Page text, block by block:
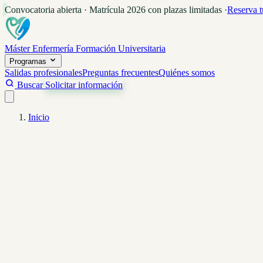
Convocatoria abierta · Matrícula 2026 con plazas limitadas ·Reserva
Máster Enfermería Formación Universitaria
Programas
Salidas profesionalesPreguntas frecuentesQuiénes somos
Buscar Solicitar información
Inicio